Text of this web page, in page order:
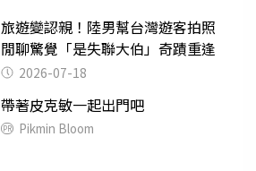
旅遊變認親！陸男幫台灣遊客拍照
閒聊驚覺「是失聯大伯」奇蹟重逢
2026-07-18
帶著皮克敏一起出門吧
Pikmin Bloom